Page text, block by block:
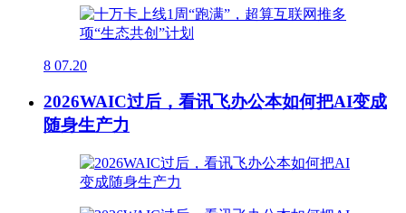
8 07.20
2026WAIC过后，看讯飞办公本如何把AI变成
随身生产力